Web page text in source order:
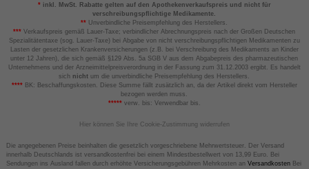
*inkl. MwSt. Rabatte gelten auf den Apothekenverkaufspreis und nicht für
verschreibungspflichtige Medikamente.
** Unverbindliche Preisempfehlung des Herstellers.
*** Verkaufspreis gemäß Lauer-Taxe; verbindlicher Abrechnungspreis nach der Großen Deutschen
Spezialitätentaxe (sog. Lauer-Taxe) bei Abgabe von nicht verschreibungspflichtigen Medikamenten zu
Lasten der gesetzlichen Krankenversicherungen (z.B. bei Verschreibung des Medikaments an Kinder
unter 12 Jahren), die sich gemäß §129 Abs. 5a SGB V aus dem Abgabepreis des pharmazeutischen
Unternehmens und der Arzneimittelpreisverordnung in der Fassung zum 31.12.2003 ergibt. Es handelt
sich nicht um die unverbindliche Preisempfehlung des Herstellers.
****BK: Beschaffungskosten. Diese Summe fällt zusätzlich an, da der Artikel direkt vom Hersteller
bezogen werden muss.
*****verw. bis: Verwendbar bis.
Hier können Sie Ihre Cookie-Zustimmung widerrufen
Die angegebenen Preise beinhalten die gesetzlich vorgeschriebene Mehrwertsteuer. Der Versand
innerhalb Deutschlands ist versandkostenfrei bei einem Mindestbestellwert von 13,99 Euro. Bei
Sendungen ins Ausland fallen durch erhöhte Versicherungsgebühren Mehrkosten an VersandkostenBei